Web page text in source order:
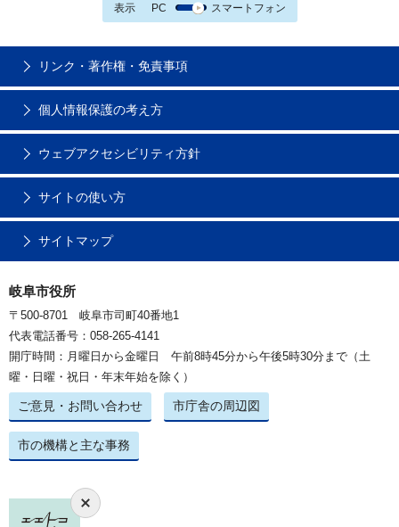
表示 PC スマートフォン
リンク・著作権・免責事項
個人情報保護の考え方
ウェブアクセシビリティ方針
サイトの使い方
サイトマップ
岐阜市役所
〒500-8701 岐阜市司町40番地1
代表電話番号：058-265-4141
開庁時間：月曜日から金曜日 午前8時45分から午後5時30分まで（土
曜・日曜・祝日・年末年始を除く）
ご意見・お問い合わせ 市庁舎の周辺図
市の機構と主な事務